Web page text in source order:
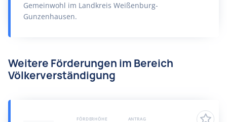
Gemeinwohl im Landkreis Weißenburg-
Gunzenhausen.
Weitere Förderungen im Bereich
Völkerverständigung
FÖRDERHÖHE ANTRAG